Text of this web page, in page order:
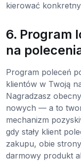
kierować
6. Program
na
Program poleceń
klientów w Twoją
Nagradzasz
nowych — a to
mechanizm
gdy stały klient
zakupu, obie
darmowy produkt